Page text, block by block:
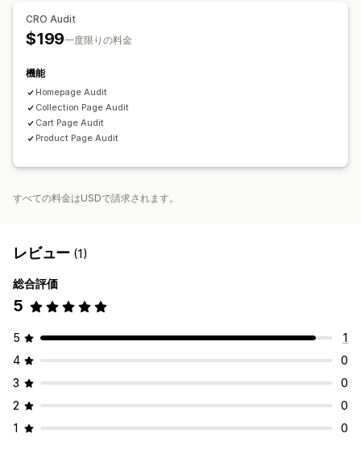
A/Bテスト
CRO Audit
$199一度限りの料金
機能
Homepage Audit
Collection Page Audit
Cart Page Audit
Product Page Audit
すべての料金はUSDで請求されます。
レビュー (1)
総合評価
5
5
1
4
0
3
0
2
0
1
0